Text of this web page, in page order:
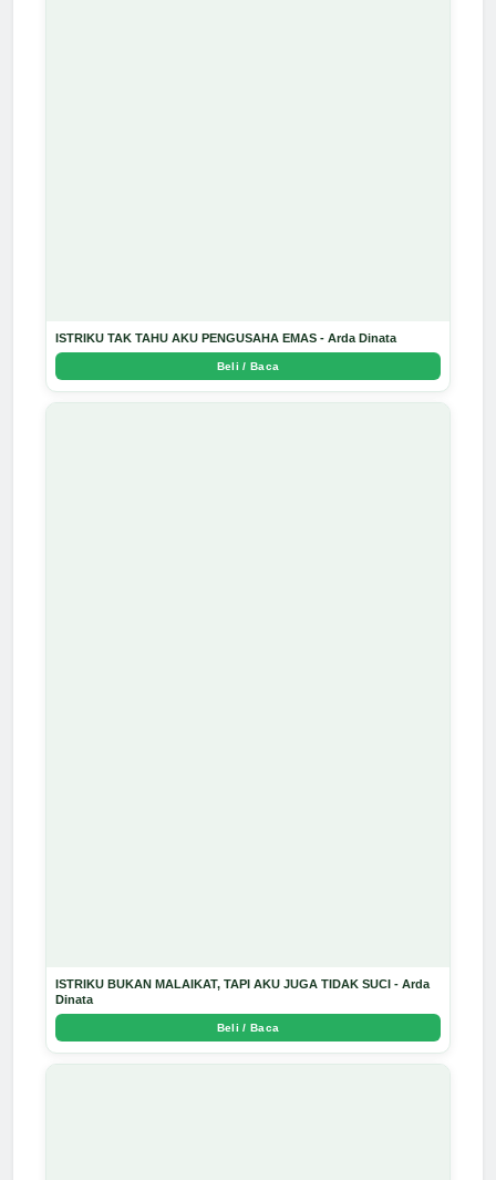
ISTRIKU TAK TAHU AKU PENGUSAHA EMAS - Arda Dinata
Beli / Baca
ISTRIKU BUKAN MALAIKAT, TAPI AKU JUGA TIDAK SUCI - Arda
Dinata
Beli / Baca